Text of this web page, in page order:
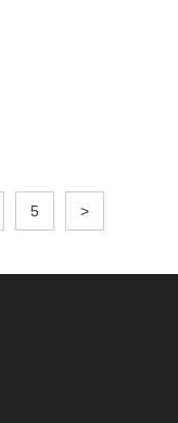
5 >